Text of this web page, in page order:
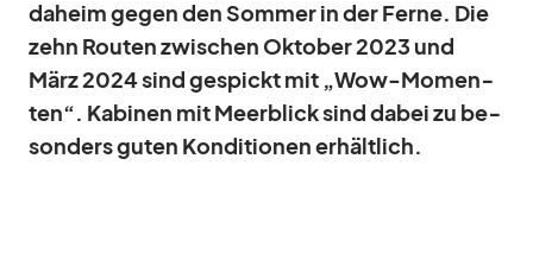
da­heim ge­gen den Som­mer in der Ferne. Die
zehn Rou­ten zwi­schen Ok­to­ber 2023 und
März 2024 sind ge­spickt mit „Wow-Mo­men­
ten“. Ka­bi­nen mit Meer­blick sind da­bei zu be­
son­ders gu­ten Kon­di­tio­nen er­hält­lich.